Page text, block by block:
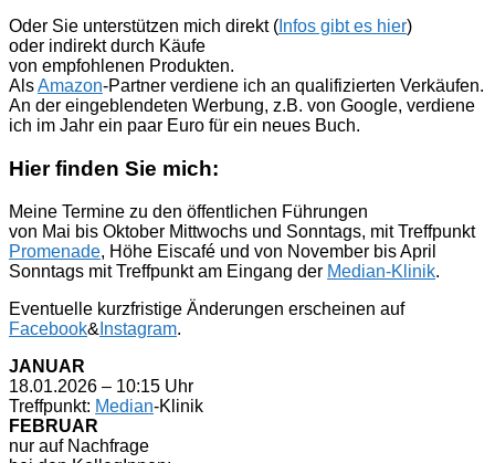
Oder Sie unterstützen mich direkt ( Infos gibt es hier)
oder indirekt durch Käufe
von empfohlenen Produkten.
AlsAmazon-Partner verdiene ich an qualifizierten Verkäufen.
An der eingeblendeten Werbung, z.B. von Google, verdiene
ich im Jahr ein paar Euro für ein neues Buch.
Hier finden Sie mich:
Meine Termine zu den öffentlichen Führungen
von Mai bis Oktober Mittwochs und Sonntags, mit Treffpunkt
Promenade, Höhe Eiscafé und von November bis April
Sonntags mit Treffpunkt am Eingang der Median-Klinik.
Eventuelle kurzfristige Änderungen erscheinen auf
Facebook& Instagram.
JANUAR
18.01.2026 – 10:15 Uhr
Treffpunkt: Median-Klinik
FEBRUAR
nur auf Nachfrage